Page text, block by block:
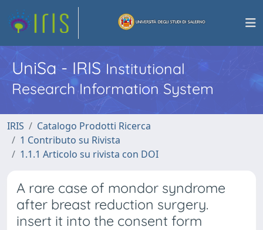
UniSa - IRISInstitutional
Research Information System
IRIS
Catalogo Prodotti Ricerca
1 Contributo su Rivista
1.1.1 Articolo su rivista con DOI
A rare case of mondor syndrome
after breast reduction surgery.
insert it into the consent form